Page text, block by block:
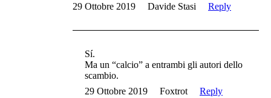
29 Ottobre 2019
Davide Stasi Reply
Sí.
Ma un “calcio” a entrambi gli autori dello
scambio.
29 Ottobre 2019
Foxtrot Reply